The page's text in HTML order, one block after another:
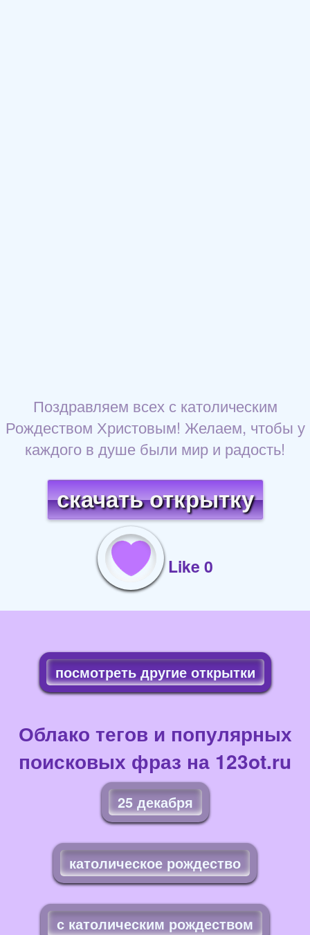
Поздравляем всех с католическим
Рождеством Христовым! Желаем, чтобы у
каждого в душе были мир и радость!
скачать открытку
Like 0
посмотреть другие открытки
Облако тегов и популярных
поисковых фраз на 123ot.ru
25 декабря
католическое рождество
с католическим рождеством